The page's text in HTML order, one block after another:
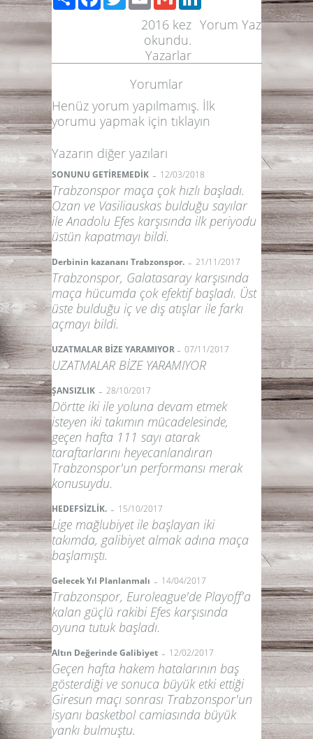
Yorum Yaz
2016 kez
okundu.
Yazarlar
Yorumlar
Henüz yorum yapılmamış. İlk
yorumu yapmak için tıklayın
Yazarın diğer yazıları
SONUNU GETİREMEDİK - 12/03/2018
Trabzonspor maça çok hızlı başladı.
Ozan ve Vasiliauskas bulduğu sayılar
ile Anadolu Efes karşısında ilk periyodu
üstün kapatmayı bildi.
Derbinin kazananı Trabzonspor. - 21/11/2017
Trabzonspor, Galatasaray karşısında
maça hücumda çok efektif başladı. Üst
üste bulduğu iç ve dış atışlar ile farkı
açmayı bildi.
UZATMALAR BİZE YARAMIYOR - 07/11/2017
UZATMALAR BİZE YARAMIYOR
ŞANSIZLIK - 28/10/2017
Dörtte iki ile yoluna devam etmek
isteyen iki takımın mücadelesinde,
geçen hafta 111 sayı atarak
taraftarlarını heyecanlandıran
Trabzonspor'un performansı merak
konusuydu.
HEDEFSİZLİK. - 15/10/2017
Lige mağlubiyet ile başlayan iki
takımda, galibiyet almak adına maça
başlamıştı.
Gelecek Yıl Planlanmalı - 14/04/2017
Trabzonspor, Euroleague'de Playoff'a
kalan güçlü rakibi Efes karşısında
oyuna tutuk başladı.
Altın Değerinde Galibiyet - 12/02/2017
Geçen hafta hakem hatalarının baş
gösterdiği ve sonuca büyük etki ettiği
Giresun maçı sonrası Trabzonspor'un
isyanı basketbol camiasında büyük
yankı bulmuştu.